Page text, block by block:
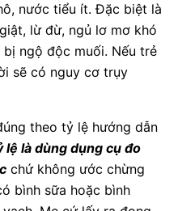
nước tiểu ít. Đặc biệt là
lừ đừ, ngủ lơ mơ khó
ngộ độc muối. Nếu trẻ
sẽ có nguy cơ trụy
theo tỷ lệ hướng dẫn
lệ là dùng dụng cụ đo
chứ không ước chừng
bình sữa hoặc bình